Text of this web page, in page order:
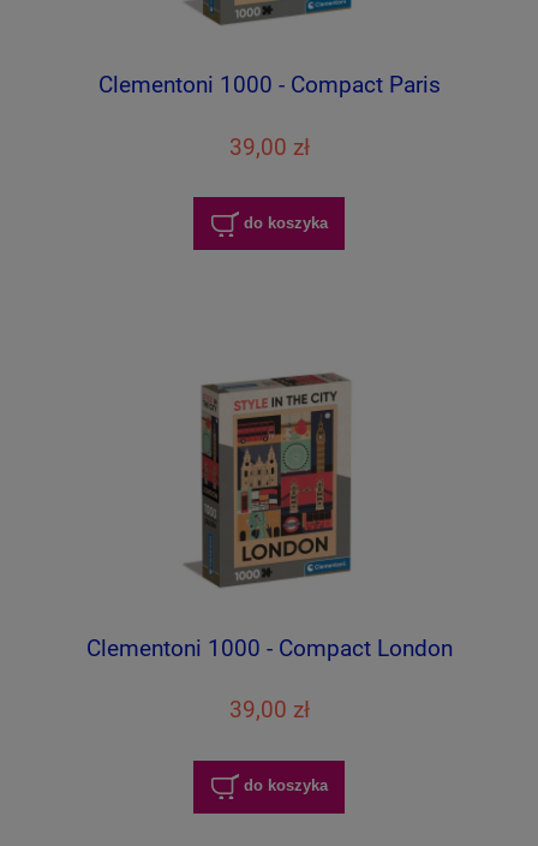
Clementoni 1000 - Compact Paris
39,00 zł
do koszyka
Clementoni 1000 - Compact London
39,00 zł
do koszyka